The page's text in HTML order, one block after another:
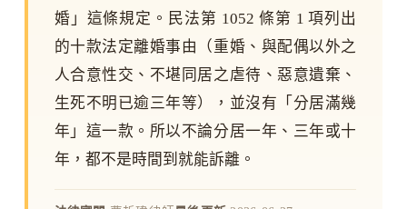
婚」這條規定。民法第 1052 條第 1 項列出
的十款法定離婚事由（重婚、與配偶以外之
人合意性交、不堪同居之虐待、惡意遺棄、
生死不明已逾三年等），並沒有「分居滿幾
年」這一款。所以不論分居一年、三年或十
年，都不是時間到就能訴離。